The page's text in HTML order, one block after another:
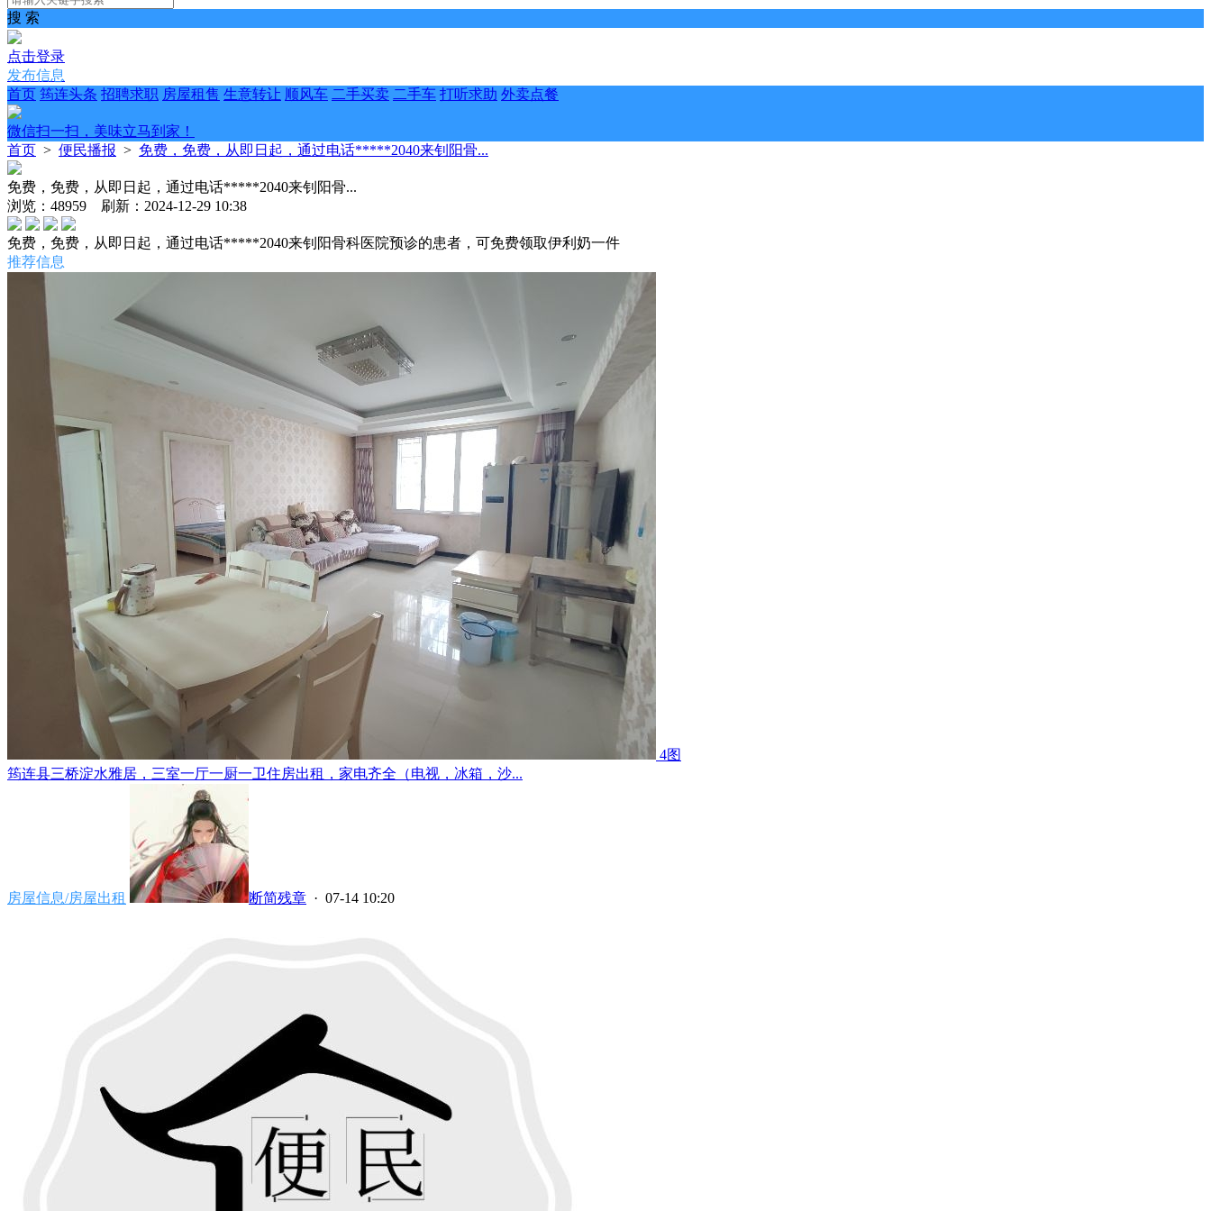
搜 索
点击登录
发布信息
首页 筠连头条 招聘求职 房屋租售 生意转让 顺风车 二手买卖 二手车 打听求助 外卖点餐
微信扫一扫，美味立马到家！
首页 > 便民播报 > 免费，免费，从即日起，通过电话*****2040来钊阳骨...
免费，免费，从即日起，通过电话*****2040来钊阳骨...
浏览：48959 刷新：2024-12-29 10:38
免费，免费，从即日起，通过电话*****2040来钊阳骨科医院预诊的患者，可免费领取伊利奶一件
推荐信息
4图
筠连县三桥淀水雅居，三室一厅一厨一卫住房出租，家电齐全（电视，冰箱，沙...
房屋信息/房屋出租 断简残章 · 07-14 10:20